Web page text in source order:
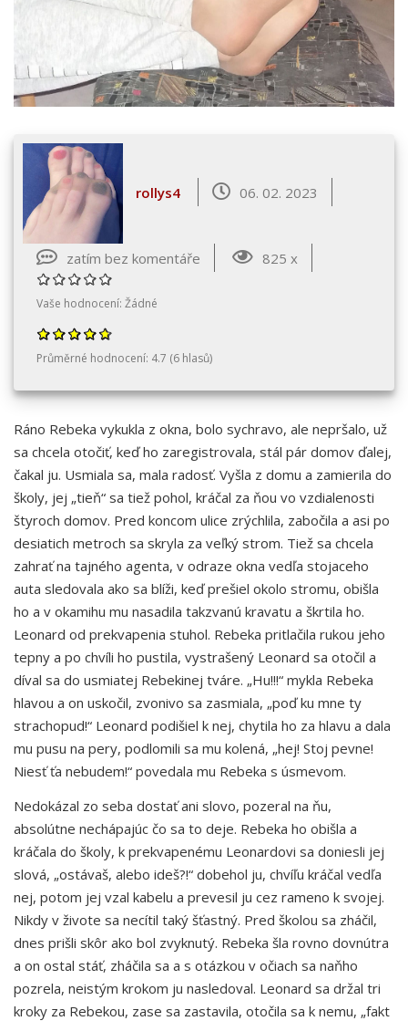
rollys4 06. 02. 2023
zatím bez komentáře 825 x
Vaše hodnocení: Žádné
Průměrné hodnocení: 4.7 (6 hlasů)
Ráno Rebeka vykukla z okna, bolo sychravo, ale nepršalo, už
sa chcela otočiť, keď ho zaregistrovala, stál pár domov ďalej,
čakal ju. Usmiala sa, mala radosť. Vyšla z domu a zamierila do
školy, jej „tieň“ sa tiež pohol, kráčal za ňou vo vzdialenosti
štyroch domov. Pred koncom ulice zrýchlila, zabočila a asi po
desiatich metroch sa skryla za veľký strom. Tiež sa chcela
zahrať na tajného agenta, v odraze okna vedľa stojaceho
auta sledovala ako sa blíži, keď prešiel okolo stromu, obišla
ho a v okamihu mu nasadila takzvanú kravatu a škrtila ho.
Leonard od prekvapenia stuhol. Rebeka pritlačila rukou jeho
tepny a po chvíli ho pustila, vystrašený Leonard sa otočil a
díval sa do usmiatej Rebekinej tváre. „Hu!!!“ mykla Rebeka
hlavou a on uskočil, zvonivo sa zasmiala, „poď ku mne ty
strachopud!“ Leonard podišiel k nej, chytila ho za hlavu a dala
mu pusu na pery, podlomili sa mu kolená, „hej! Stoj pevne!
Niesť ťa nebudem!“ povedala mu Rebeka s úsmevom.
Nedokázal zo seba dostať ani slovo, pozeral na ňu,
absolútne nechápajúc čo sa to deje. Rebeka ho obišla a
kráčala do školy, k prekvapenému Leonardovi sa doniesli jej
slová, „ostávaš, alebo ideš?!“ dobehol ju, chvíľu kráčal vedľa
nej, potom jej vzal kabelu a prevesil ju cez rameno k svojej.
Nikdy v živote sa necítil taký šťastný. Pred školou sa zháčil,
dnes prišli skôr ako bol zvyknutý. Rebeka šla rovno dovnútra
a on ostal stáť, zháčila sa a s otázkou v očiach sa naňho
pozrela, neistým krokom ju nasledoval. Leonard sa držal tri
kroky za Rebekou, zase sa zastavila, otočila sa k nemu, „fakt